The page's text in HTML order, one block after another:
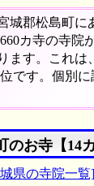
城郡松島町に
カ寺の寺
ます。これ
です。個別
のお寺【14
県の寺院一覧]